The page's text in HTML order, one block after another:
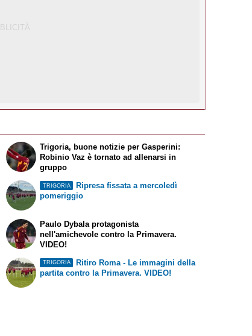
Trigoria, buone notizie per Gasperini:
Robinio Vaz è tornato ad allenarsi in
gruppo
TRIGORIA
Ripresa fissata a mercoledì
pomeriggio
Paulo Dybala protagonista
nell'amichevole contro la Primavera.
VIDEO!
TRIGORIA
Ritiro Roma - Le immagini della
partita contro la Primavera. VIDEO!